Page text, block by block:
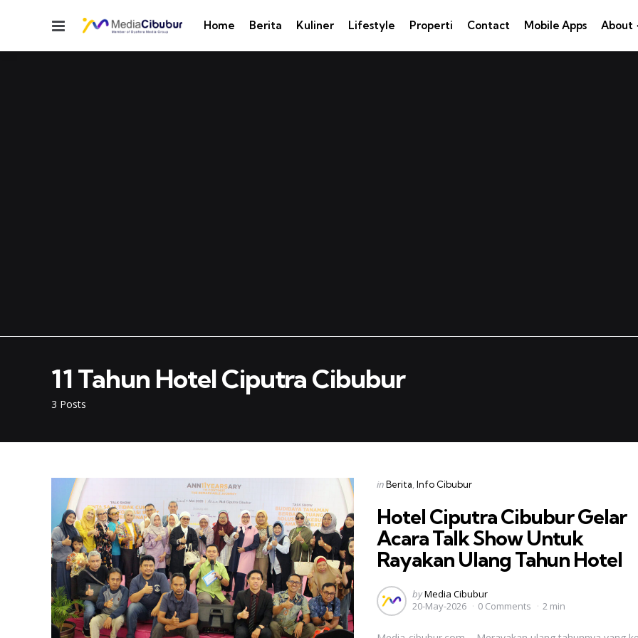
Menu Home Berita Kuliner Lifestyle Properti Contact Mobile Apps About
3 Posts
11 Tahun Hotel Ciputra Cibubur
Categories
Posted
inBerita Info Cibubur
Hotel Ciputra Cibubur Gelar
Acara Talk Show Untuk
Rayakan Ulang Tahun Hotel
Posted
by
byMedia Cibubur
20-May-2026
0 Comments 2 min